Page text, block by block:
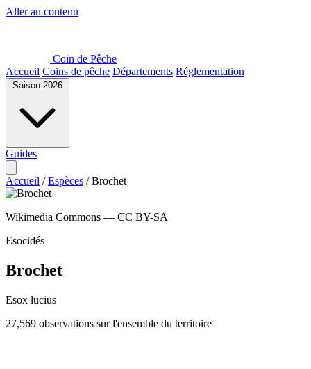
Aller au contenu
Coin de Pêche
Accueil Coins de pêche Départements Réglementation
Saison 2026
Guides
Accueil / Espèces / Brochet
Wikimedia Commons — CC BY-SA
Esocidés
Brochet
Esox lucius
27,569 observations sur l'ensemble du territoire